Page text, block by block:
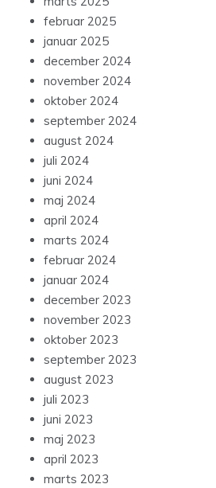
februar 2025
januar 2025
december 2024
november 2024
oktober 2024
september 2024
august 2024
juli 2024
juni 2024
maj 2024
april 2024
marts 2024
februar 2024
januar 2024
december 2023
november 2023
oktober 2023
september 2023
august 2023
juli 2023
juni 2023
maj 2023
april 2023
marts 2023